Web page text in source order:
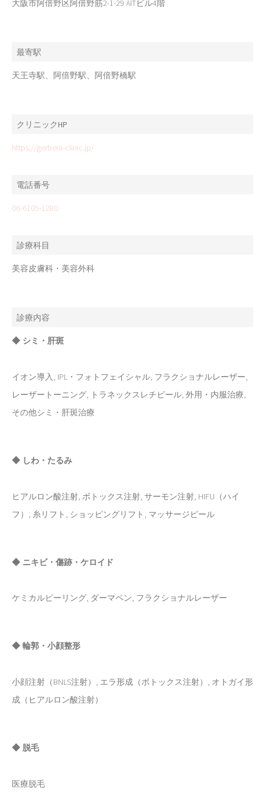
大阪市阿倍野区阿倍野筋2-1-29 AITビル4階
最寄駅
天王寺駅、阿倍野駅、阿倍野橋駅
クリニックHP
https://gerbera-clinic.jp/
電話番号
06-6105-1280
診療科目
美容皮膚科・美容外科
診療内容
◆ シミ・肝斑
イオン導入, IPL・フォトフェイシャル, フラクショナルレーザー,
レーザートーニング, トラネックスレチピール, 外用・内服治療,
その他シミ・肝斑治療
◆ しわ・たるみ
ヒアルロン酸注射, ボトックス注射, サーモン注射, HIFU（ハイ
フ）, 糸リフト, ショッピングリフト, マッサージピール
◆ ニキビ・傷跡・ケロイド
ケミカルピーリング, ダーマペン, フラクショナルレーザー
◆ 輪郭・小顔整形
小顔注射（BNLS注射）, エラ形成（ボトックス注射）, オトガイ形
成（ヒアルロン酸注射）
◆ 脱毛
医療脱毛